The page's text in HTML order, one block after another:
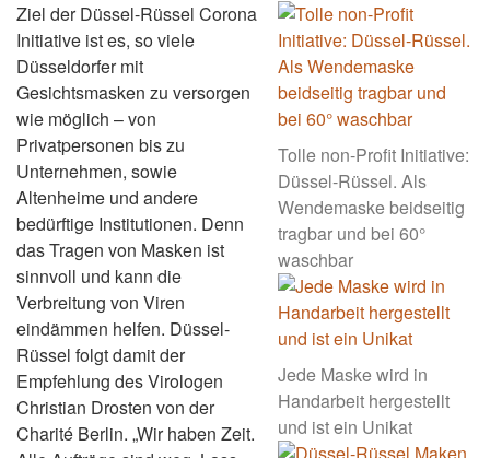
Tolle non-Profit Initiative:
Düssel-Rüssel. Als
Wendemaske beidseitig
tragbar und bei 60°
waschbar
Jede Maske wird in
Handarbeit hergestellt
und ist ein Unikat
Ziel der Düssel-Rüssel Corona
Initiative ist es, so viele
Düsseldorfer mit
Gesichtsmasken zu versorgen
wie möglich – von
Privatpersonen bis zu
Unternehmen, sowie
Altenheime und andere
bedürftige Institutionen. Denn
das Tragen von Masken ist
sinnvoll und kann die
Verbreitung von Viren
eindämmen helfen. Düssel-
Rüssel folgt damit der
Empfehlung des Virologen
Christian Drosten von der
Charité Berlin. „Wir haben Zeit.